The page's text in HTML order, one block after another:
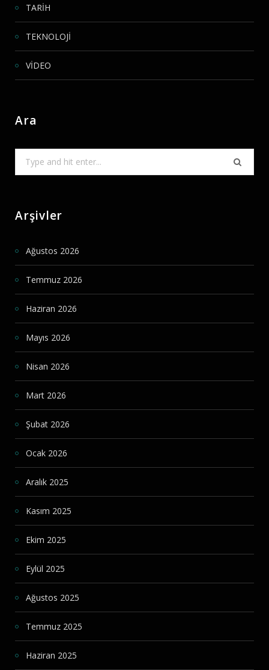
TARİH
TEKNOLOJİ
VİDEO
Ara
Arşivler
Ağustos 2026
Temmuz 2026
Haziran 2026
Mayıs 2026
Nisan 2026
Mart 2026
Şubat 2026
Ocak 2026
Aralık 2025
Kasım 2025
Ekim 2025
Eylül 2025
Ağustos 2025
Temmuz 2025
Haziran 2025